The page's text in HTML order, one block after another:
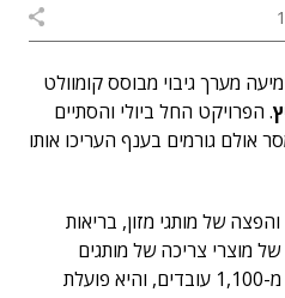
מערך גיבוי מבוסס קומוולט
. הפרויקט החל ביולי והסתיים
אולם גורמים בענף העריכו אותו
של מותגי מזון, בריאות
מוצרי צריכה של מותגים
בינלאומיים. החברה מונה יותר מ-1,100 עובדים, והיא פועלת